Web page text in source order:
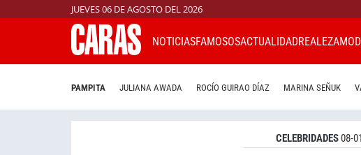
JUEVES 06 DE AGOSTO DEL 2026
NOTICIASFAMOSOSACTUALIDADREALEZA
PAMPITA JULIANA AWADA ROCÍO GUIRAO DÍAZ MARINA SEÑUK
CELEBRIDADES08-